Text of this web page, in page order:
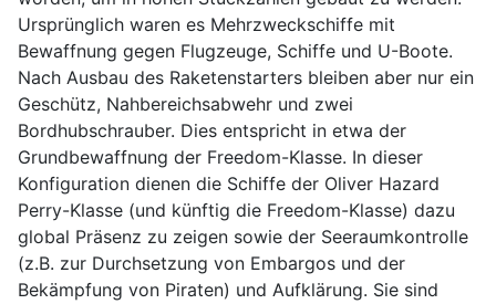
Ursprünglich waren es Mehrzweckschiffe mit
Bewaffnung gegen Flugzeuge, Schiffe und U-Boote.
Nach Ausbau des Raketenstarters bleiben aber nur ein
Geschütz, Nahbereichsabwehr und zwei
Bordhubschrauber. Dies entspricht in etwa der
Grundbewaffnung der Freedom-Klasse. In dieser
Konfiguration dienen die Schiffe der Oliver Hazard
Perry-Klasse (und künftig die Freedom-Klasse) dazu
global Präsenz zu zeigen sowie der Seeraumkontrolle
(z.B. zur Durchsetzung von Embargos und der
Bekämpfung von Piraten) und Aufklärung. Sie sind